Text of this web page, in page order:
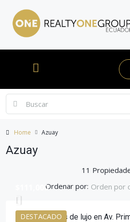
Home Azuay
Azuay
11
Ordenar por: Orden por
DESTACADO
$111,000
Departamentos de lujo en Av.